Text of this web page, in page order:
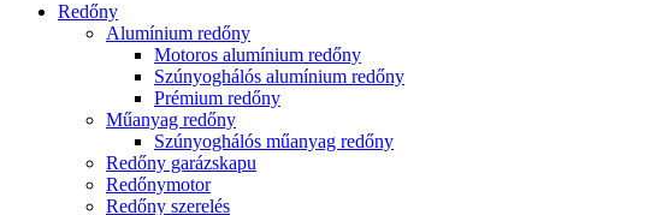
Redőny
Alumínium redőny
Motoros alumínium redőny
Szúnyoghálós alumínium redőny
Prémium redőny
Műanyag redőny
Szúnyoghálós műanyag redőny
Redőny garázskapu
Redőnymotor
Redőny szerelés